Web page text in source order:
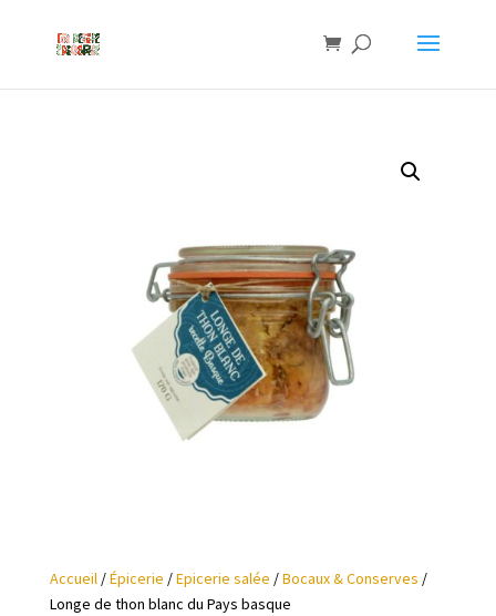
Accueil/Épicerie /Epicerie salée /Bocaux & Conserves /
Longe de thon blanc du Pays basque